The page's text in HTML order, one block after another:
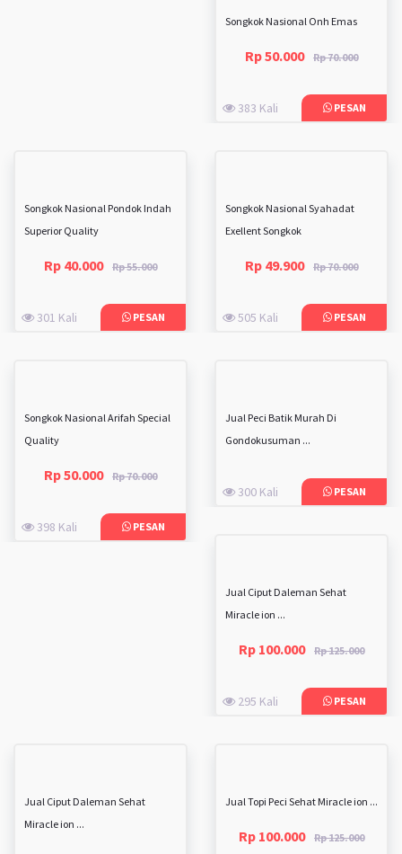
Songkok Nasional Onh Emas
Rp 50.000 Rp 70.000
383 Kali PESAN
Songkok Nasional Pondok Indah
Superior Quality
Rp 40.000 Rp 55.000
301 Kali PESAN
Songkok Nasional Syahadat
Exellent Songkok
Rp 49.900 Rp 70.000
505 Kali PESAN
Songkok Nasional Arifah Special
Quality
Rp 50.000 Rp 70.000
398 Kali PESAN
Jual Peci Batik Murah Di
Gondokusuman ...
300 Kali PESAN
Jual Ciput Daleman Sehat
Miracle ion ...
Rp 100.000 Rp 125.000
295 Kali PESAN
Jual Ciput Daleman Sehat
Miracle ion ...
Jual Topi Peci Sehat Miracle ion ...
Rp 100.000 Rp 125.000